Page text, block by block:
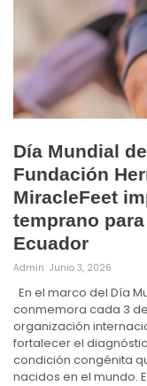
Día Mundial
Fundación
MiracleFeet
temprano
Ecuador
Admin Junio 3, 2026
En el marco del Día
conmemora cada 3
organización
fortalecer el
condición congénita
nacidos en el mundo.